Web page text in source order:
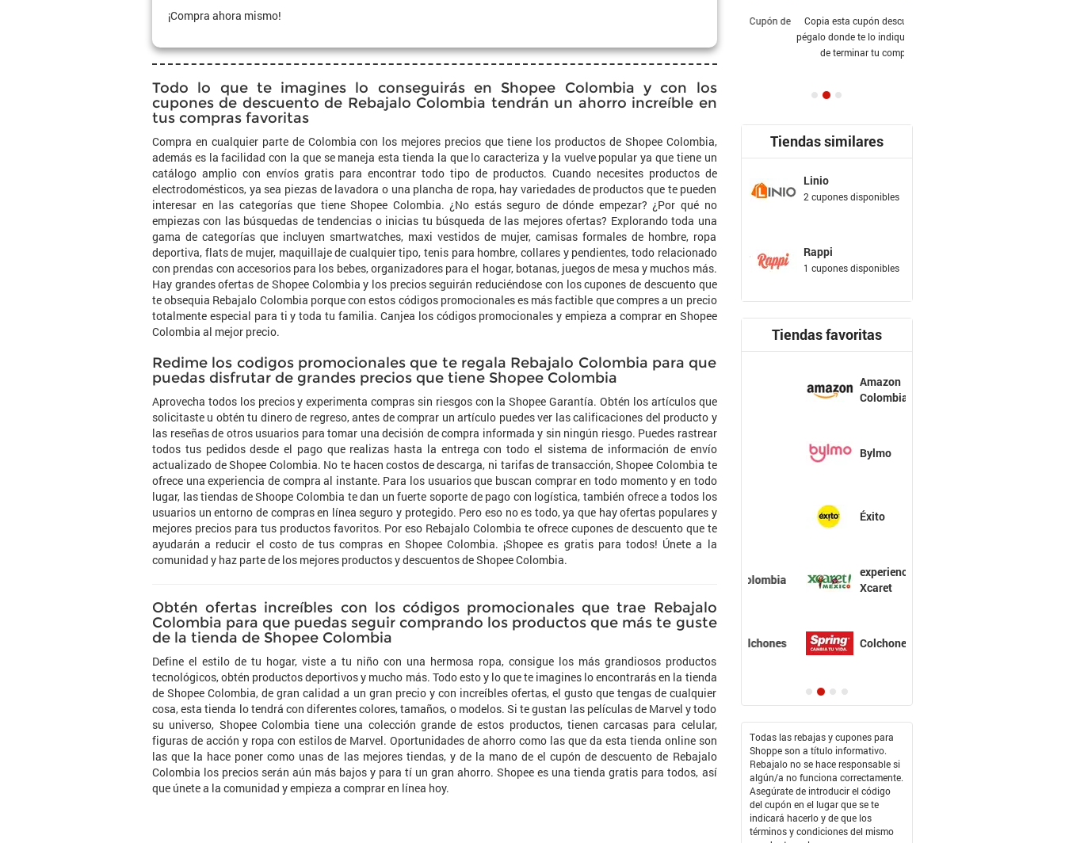
¡Compra ahora mismo!
Todo lo que te imagines lo conseguirás en Shopee Colombia y con los
cupones de descuento de Rebajalo Colombia tendrán un ahorro increíble en
tus compras favoritas
Compra en cualquier parte de Colombia con los mejores precios que tiene los productos de Shopee Colombia,
además es la facilidad con la que se maneja esta tienda la que lo caracteriza y la vuelve popular ya que tiene un
catálogo amplio con envíos gratis para encontrar todo tipo de productos. Cuando necesites productos de
electrodomésticos, ya sea piezas de lavadora o una plancha de ropa, hay variedades de productos que te pueden
interesar en las categorías que tiene Shopee Colombia. ¿No estás seguro de dónde empezar? ¿Por qué no
empiezas con las búsquedas de tendencias o inicias tu búsqueda de las mejores ofertas? Explorando toda una
gama de categorías que incluyen smartwatches, maxi vestidos de mujer, camisas formales de hombre, ropa
deportiva, flats de mujer, maquillaje de cualquier tipo, tenis para hombre, collares y pendientes, todo relacionado
con prendas con accesorios para los bebes, organizadores para el hogar, botanas, juegos de mesa y muchos más.
Hay grandes ofertas de Shopee Colombia y los precios seguirán reduciéndose con los cupones de descuento que
te obsequia Rebajalo Colombia porque con estos códigos promocionales es más factible que compres a un precio
totalmente especial para ti y toda tu familia. Canjea los códigos promocionales y empieza a comprar en Shopee
Colombia al mejor precio.
Redime los codigos promocionales que te regala Rebajalo Colombia para que
puedas disfrutar de grandes precios que tiene Shopee Colombia
Aprovecha todos los precios y experimenta compras sin riesgos con la Shopee Garantía. Obtén los artículos que
solicitaste u obtén tu dinero de regreso, antes de comprar un artículo puedes ver las calificaciones del producto y
las reseñas de otros usuarios para tomar una decisión de compra informada y sin ningún riesgo. Puedes rastrear
todos tus pedidos desde el pago que realizas hasta la entrega con todo el sistema de información de envío
actualizado de Shopee Colombia. No te hacen costos de descarga, ni tarifas de transacción, Shopee Colombia te
ofrece una experiencia de compra al instante. Para los usuarios que buscan comprar en todo momento y en todo
lugar, las tiendas de Shoope Colombia te dan un fuerte soporte de pago con logística, también ofrece a todos los
usuarios un entorno de compras en línea seguro y protegido. Pero eso no es todo, ya que hay ofertas populares y
mejores precios para tus productos favoritos. Por eso Rebajalo Colombia te ofrece cupones de descuento que te
ayudarán a reducir el costo de tus compras en Shopee Colombia. ¡Shopee es gratis para todos! Únete a la
comunidad y haz parte de los mejores productos y descuentos de Shopee Colombia.
Obtén ofertas increíbles con los códigos promocionales que trae Rebajalo
Colombia para que puedas seguir comprando los productos que más te guste
de la tienda de Shopee Colombia
Define el estilo de tu hogar, viste a tu niño con una hermosa ropa, consigue los más grandiosos productos
tecnológicos, obtén productos deportivos y mucho más. Todo esto y lo que te imagines lo encontrarás en la tienda
de Shopee Colombia, de gran calidad a un gran precio y con increíbles ofertas, el gusto que tengas de cualquier
cosa, esta tienda lo tendrá con diferentes colores, tamaños, o modelos. Si te gustan las películas de Marvel y todo
su universo, Shopee Colombia tiene una colección grande de estos productos, tienen carcasas para celular,
figuras de acción y ropa con estilos de Marvel. Oportunidades de ahorro como las que da esta tienda online son
las que la hace poner como unas de las mejores tiendas, y de la mano de el cupón de descuento de Rebajalo
Colombia los precios serán aún más bajos y para tí un gran ahorro. Shopee es una tienda gratis para todos, así
que únete a la comunidad y empieza a comprar en línea hoy.
Copia esta cupón descuento y
pégalo donde te lo indiquen antes
de terminar tu compra.
Tiendas similares
Linio
2 cupones disponibles
Rappi
1 cupones disponibles
Tiendas favoritas
Amazon
Colombia
Bylmo
Éxito
experiencias
Xcaret
Colchones Spring
Todas las rebajas y cupones para
Shoppe son a título informativo.
Rebajalo no se hace responsable si
algún/a no funciona correctamente.
Asegúrate de introducir el código
del cupón en el lugar que se te
indicará hacerlo y de que los
términos y condiciones del mismo